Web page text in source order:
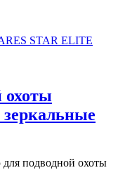
охоты
для подводной охоты